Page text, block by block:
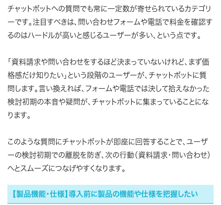
チャットボットへの質問でも常に一定数が寄せられているカテゴリ
ーです。注目すべきは、問い合わせフォームや電話で料金を確認す
るのはハードルが高いと感じるユーザーが多い、という点です。
「資料請求や問い合わせをするほど決まっていないけれど、まず価
格感だけ知りたい」という段階のユーザーが、チャットボットに質
問します。言い換えれば、フォームや電話では決して拾えなかった
検討初期の本音や疑問が、チャットボットに集まっていることにな
ります。
このような質問にチャットボットが即座に回答することで、ユーザ
ーの検討初期での離脱を防ぎ、次の行動（資料請求・問い合わせ）
へとスムーズにつなげやすくなります。
【製品機能・仕様】導入前に製品の機能や仕様を把握したい